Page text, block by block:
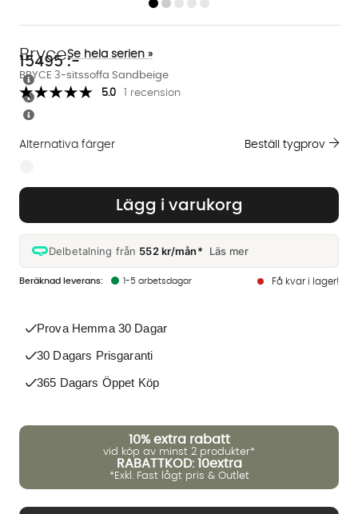
BRYCE 3-sitssoffa Sandbeige
BryceSe hela serien »
5.0 1 recension
15495:-
Lägg i varukorg
Delbetalning från 552 kr/mån* Läs mer
1-5 arbetsdagar Få kvar i lager!
Alternativa färger Beställ tygprov
Prova Hemma 30 Dagar
30 Dagars Prisgaranti
365 Dagars Öppet Köp
10% extra rabatt
vid köp av minst 2 produkter*
RABATTKOD: 10extra
*Exkl. Fast lågt pris & Outlet